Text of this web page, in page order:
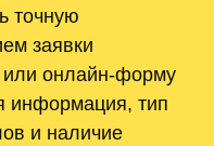
точную
заявки
или онлайн-форму
информация, тип
и наличие